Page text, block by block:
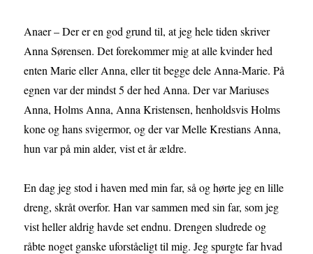
Anaer – Der er en god grund til, at jeg hele tiden skriver
Anna Sørensen. Det forekommer mig at alle kvinder hed
enten Marie eller Anna, eller tit begge dele Anna-Marie. På
egnen var der mindst 5 der hed Anna. Der var Mariuses
Anna, Holms Anna, Anna Kristensen, henholdsvis Holms
kone og hans svigermor, og der var Melle Krestians Anna,
hun var på min alder, vist et år ældre.
En dag jeg stod i haven med min far, så og hørte jeg en lille
dreng, skråt overfor. Han var sammen med sin far, som jeg
vist heller aldrig havde set endnu. Drengen sludrede og
råbte noget ganske uforståeligt til mig. Jeg spurgte far hvad